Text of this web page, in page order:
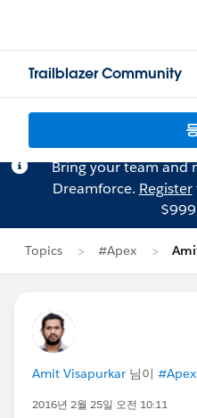
Trailblazer Community
Bring your team and
Dreamforce. Register
$999
Topics #Apex
Amit Visapurkar 님이 #Apex
2016년 2월 25일 오전 10:11